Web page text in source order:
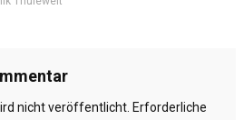
nicht veröffentlicht. Erforderliche